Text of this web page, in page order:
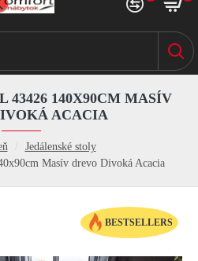
Jedálenské stoly
Masív drevo Divoká Acacia
43426 140X90CM MASÍV
ACACIA
BESTSELLERS